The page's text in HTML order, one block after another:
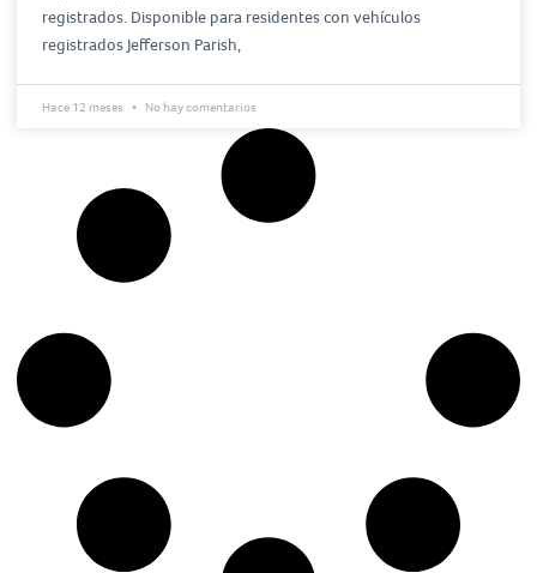
registrados. Disponible para residentes con vehículos
registrados Jefferson Parish,
Hace 12 meses No hay comentarios